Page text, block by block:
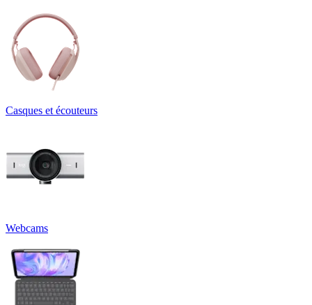
Casques et écouteurs
Webcams